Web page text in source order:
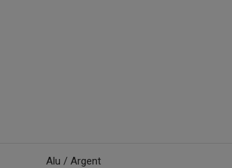
Alu / Argent